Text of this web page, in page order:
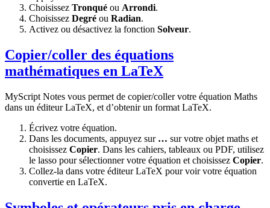
Choisissez Tronqué ou Arrondi.
Choisissez Degré ou Radian.
Activez ou désactivez la fonction Solveur.
Copier/coller des équations
mathématiques en LaTeX
MyScript Notes vous permet de copier/coller votre équation Maths
dans un éditeur LaTeX, et d’obtenir un format LaTeX.
Écrivez votre équation.
Dans les documents, appuyez sur … sur votre objet maths et
choisissez Copier. Dans les cahiers, tableaux ou PDF, utilisez
le lasso pour sélectionner votre équation et choisissez Copier.
Collez-la dans votre éditeur LaTeX pour voir votre équation
convertie en LaTeX.